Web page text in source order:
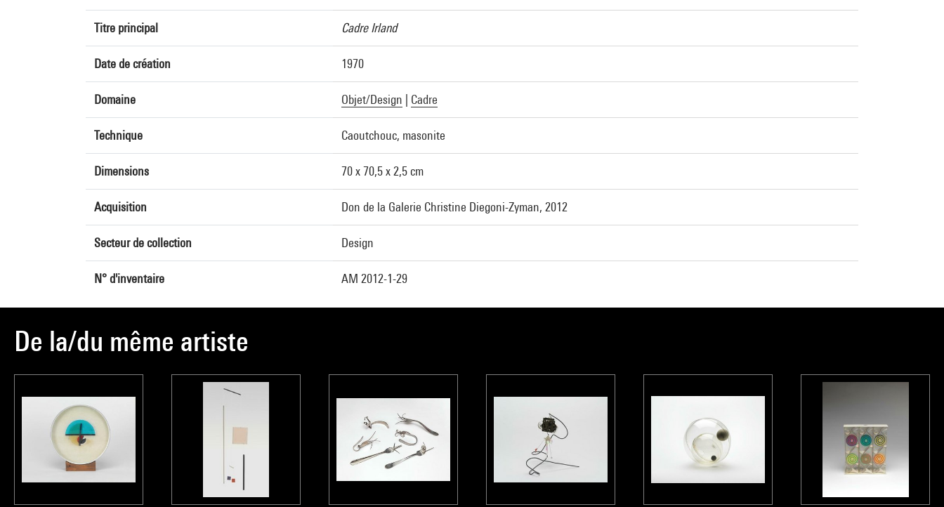
Titre principal Cadre Irland
Date de création 1970
Domaine Objet/Design Cadre
Technique Caoutchouc, masonite
Dimensions 70 x 70,5 x 2,5 cm
Acquisition Don de la Galerie Christine Diegoni-Zyman, 2012
Secteur de collection Design
N° d'inventaire AM 2012-1-29
De la/du même artiste